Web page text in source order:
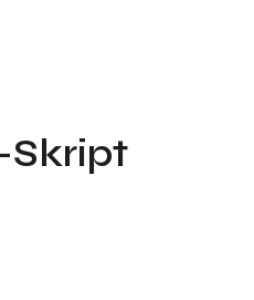
Skript